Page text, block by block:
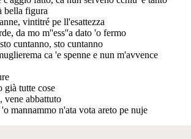
bella figura
vintitré pe ll'esattezza
da mo m''ess''a dato 'o fermo
cuntanno, sto cuntanno
ca 'e spenne e nun m'avvence
già tutte cose
vene abbattuto
mannammo n'ata vota areto pe nuje